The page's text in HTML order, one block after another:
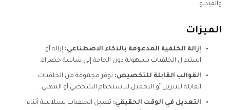
والفيديو.
الميزات
إزالة الخلفية المدعومة بالذكاء الاصطناعي: إزالة أو
استبدال الخلفيات بسهولة دون الحاجة إلى شاشة خضراء.
القوالب القابلة للتخصيص: توفر مجموعة من الخلفيات
القابلة للتنزيل أو التحميل للاستخدام الشخصي أو المهني.
التعديل في الوقت الحقيقي: تعديل الخلفيات بسلاسة أثناء